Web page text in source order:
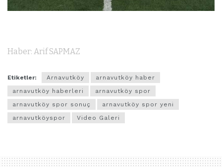
Haber: Arif SAPMAZ
Etiketler: Arnavutköy
arnavutköy haber
arnavutköy haberleri
arnavutköy spor
arnavutköy spor sonuç
arnavutköy spor yeni
arnavutköyspor
Video Galeri